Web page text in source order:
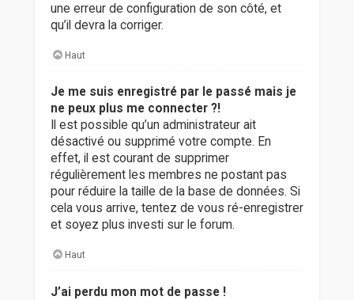
une erreur de configuration de son côté, et
qu’il devra la corriger.
Haut
Je me suis enregistré par le passé mais je
ne peux plus me connecter ?!
Il est possible qu’un administrateur ait
désactivé ou supprimé votre compte. En
effet, il est courant de supprimer
régulièrement les membres ne postant pas
pour réduire la taille de la base de données. Si
cela vous arrive, tentez de vous ré-enregistrer
et soyez plus investi sur le forum.
Haut
J’ai perdu mon mot de passe !